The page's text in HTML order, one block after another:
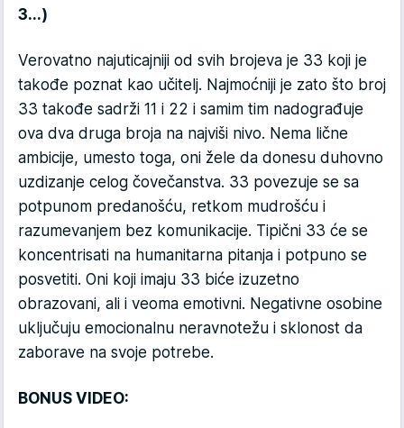
3...)
Verovatno najuticajniji od svih brojeva je 33 koji je
takođe poznat kao učitelj. Najmoćniji je zato što broj
33 takođe sadrži 11 i 22 i samim tim nadograđuje
ova dva druga broja na najviši nivo. Nema lične
ambicije, umesto toga, oni žele da donesu duhovno
uzdizanje celog čovečanstva. 33 povezuje se sa
potpunom predanošću, retkom mudrošću i
razumevanjem bez komunikacije. Tipični 33 će se
koncentrisati na humanitarna pitanja i potpuno se
posvetiti. Oni koji imaju 33 biće izuzetno
obrazovani, ali i veoma emotivni. Negativne osobine
uključuju emocionalnu neravnotežu i sklonost da
zaborave na svoje potrebe.
BONUS VIDEO: